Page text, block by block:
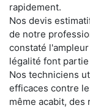
rapidement.
Nos devis
de notre
constaté
légalité font
Nos techniciens
efficaces contre
même acabit,